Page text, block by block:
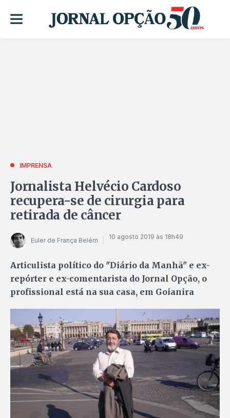
IMPRENSA
Jornalista Helvécio Cardoso
recupera-se de cirurgia para
retirada de câncer
Euler de França Belém 10 agosto 2019 às 18h49
Articulista político do "Diário da Manhã" e ex-
repórter e ex-comentarista do Jornal Opção, o
profissional está na sua casa, em Goianira